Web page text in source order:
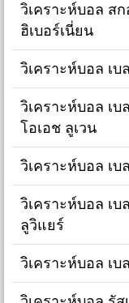
วิเคราะห์บอล ส
ฮิเบอร์เนี่ยน
วิเคราะห์บอล เบ
วิเคราะห์บอล เบ
โอเอช ลูเวน
วิเคราะห์บอล เบ
วิเคราะห์บอล เบ
ลูวิแยร์
วิเคราะห์บอล เบ